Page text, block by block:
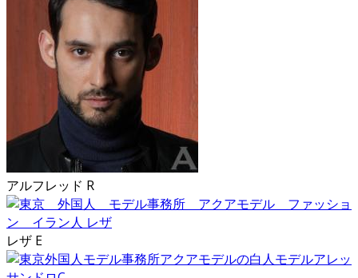
アルフレッド R
レザ E